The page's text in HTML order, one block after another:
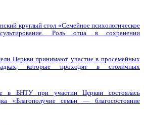
круглый стол «Семейное психологическое
Роль отца в сохранении
Церкви принимают участие в просемейных
которые проходят в столичных
в БНТУ при участии Церкви состоялась
«Благополучие семьи — благосостояние